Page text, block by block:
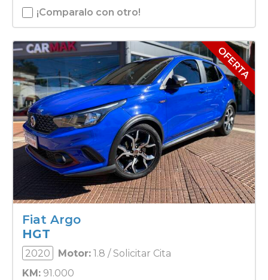
¡Comparalo con otro!
Fiat Argo
HGT
2020 Motor: 1.8 / Solicitar Cita
KM: 91.000